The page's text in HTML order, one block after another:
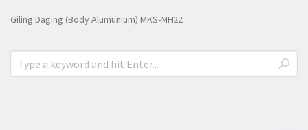
Giling Daging (Body Alumunium) MKS-MH22